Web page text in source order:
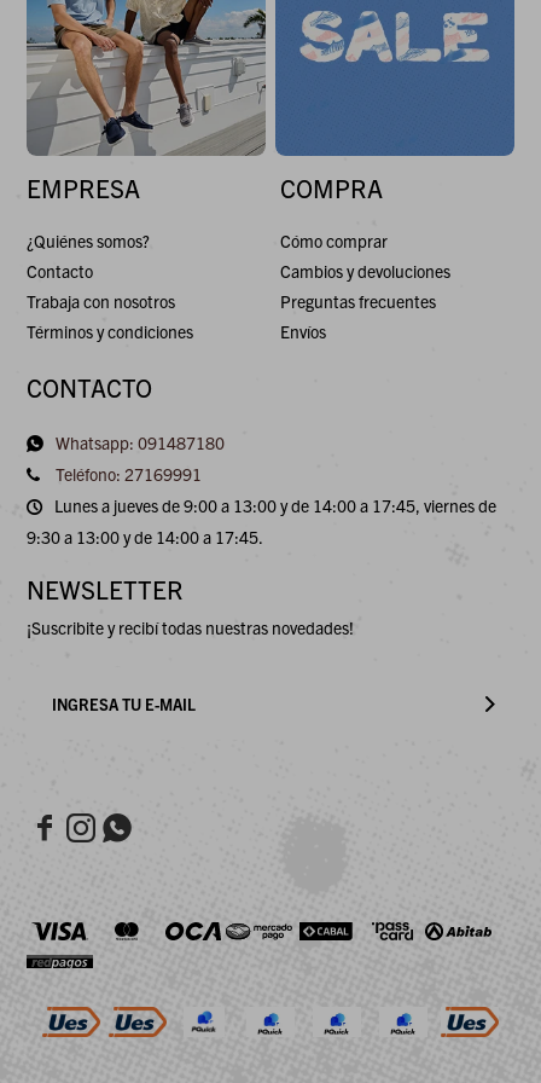
EMPRESA
¿Quiénes somos?
Contacto
Trabaja con nosotros
Términos y condiciones
COMPRA
Cómo comprar
Cambios y devoluciones
Preguntas frecuentes
Envíos
CONTACTO
Whatsapp: 091487180
Teléfono: 27169991
Lunes a jueves de 9:00 a 13:00 y de 14:00 a 17:45, viernes de
9:30 a 13:00 y de 14:00 a 17:45.
NEWSLETTER
¡Suscribite y recibí todas nuestras novedades!
  